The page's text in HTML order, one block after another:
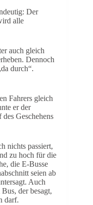
Der
alle
auch gleich
Dennoch
durch“.
Fahrers gleich
er der
Geschehens
nichts passiert,
zu hoch für die
die E-Busse
seien ab
Auch
der besagt,
darf.